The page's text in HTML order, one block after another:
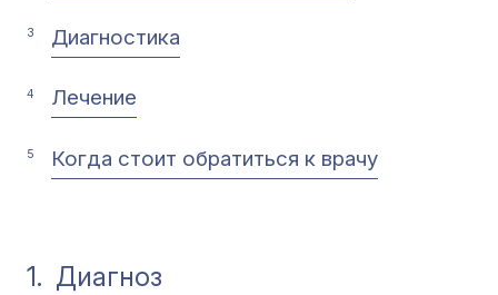
3 Диагностика
4 Лечение
5 Когда стоит обратиться к врачу
1. Диагноз